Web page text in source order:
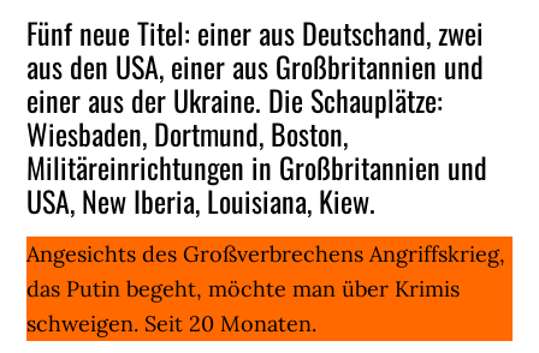
Fünf neue Titel: einer aus Deutschand, zwei
aus den USA, einer aus Großbritannien und
einer aus der Ukraine. Die Schauplätze:
Wiesbaden, Dortmund, Boston,
Militäreinrichtungen in Großbritannien und
USA, New Iberia, Louisiana, Kiew.
Angesichts des Großverbrechens Angriffskrieg,
das Putin begeht, möchte man über Krimis
schweigen. Seit 20 Monaten.